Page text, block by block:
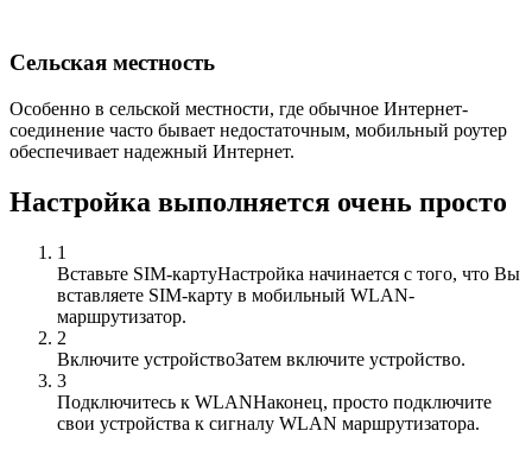
Сельская местность
Особенно в сельской местности, где обычное Интернет-
соединение часто бывает недостаточным, мобильный роутер
обеспечивает надежный Интернет.
Настройка выполняется очень просто
1
Вставьте SIM-картуНастройка начинается с того, что Вы
вставляете SIM-карту в мобильный WLAN-
маршрутизатор.
2
Включите устройствоЗатем включите устройство.
3
Подключитесь к WLANНаконец, просто подключите
свои устройства к сигналу WLAN маршрутизатора.